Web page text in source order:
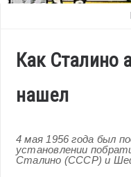
Как Сталино
нашел
4 мая 1956 года был
установлении
Сталино (СССР) и